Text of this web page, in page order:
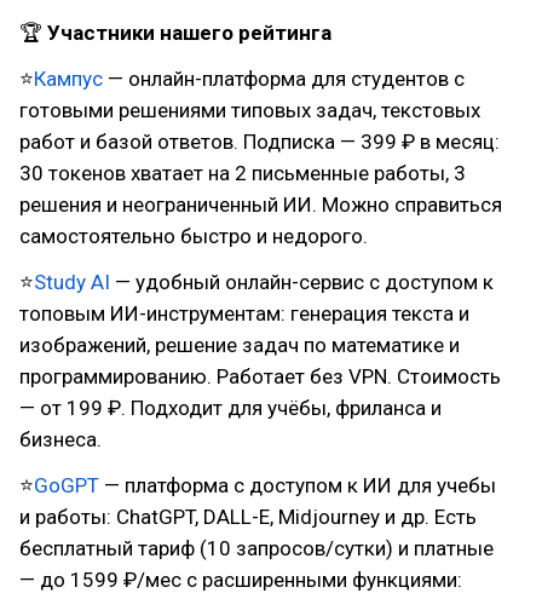
🏆 Участники нашего рейтинга
⭐Кампус — онлайн-платформа для студентов с
готовыми решениями типовых задач, текстовых
работ и базой ответов. Подписка — 399 ₽ в месяц:
30 токенов хватает на 2 письменные работы, 3
решения и неограниченный ИИ. Можно справиться
самостоятельно быстро и недорого.
⭐Study AI — удобный онлайн-сервис с доступом к
топовым ИИ-инструментам: генерация текста и
изображений, решение задач по математике и
программированию. Работает без VPN. Стоимость
— от 199 ₽. Подходит для учёбы, фриланса и
бизнеса.
⭐GoGPT — платформа с доступом к ИИ для учебы
и работы: ChatGPT, DALL-E, Midjourney и др. Есть
бесплатный тариф (10 запросов/сутки) и платные
— до 1599 ₽/мес с расширенными функциями: